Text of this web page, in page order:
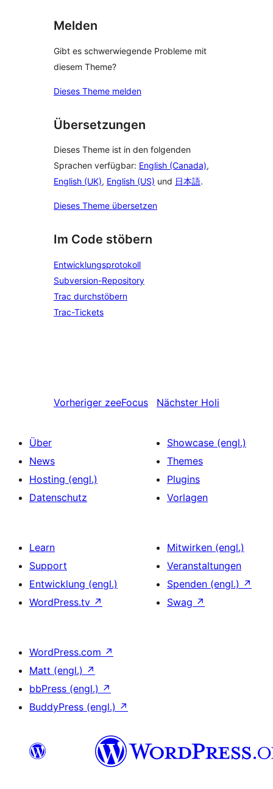
Melden
Gibt es schwerwiegende Probleme mit
diesem Theme?
Dieses Theme melden
Übersetzungen
Dieses Theme ist in den folgenden
Sprachen verfügbar: English (Canada),
English (UK), English (US) und 日本語.
Dieses Theme übersetzen
Im Code stöbern
Entwicklungsprotokoll
Subversion-Repository
Trac durchstöbern
Trac-Tickets
Vorheriger zeeFocus Nächster Holi
Über
News
Hosting (engl.)
Datenschutz
Showcase (engl.)
Themes
Plugins
Vorlagen
Learn
Support
Entwicklung (engl.)
WordPress.tv ↗
Mitwirken (engl.)
Veranstaltungen
Spenden (engl.) ↗
Swag ↗
WordPress.com ↗
Matt (engl.) ↗
bbPress (engl.) ↗
BuddyPress (engl.) ↗